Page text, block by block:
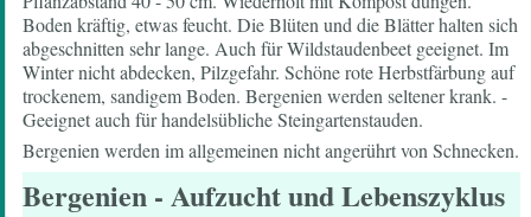
Boden kräftig, etwas feucht. Die Blüten und die Blätter halten sich
abgeschnitten sehr lange. Auch für Wildstaudenbeet geeignet. Im
Winter nicht abdecken, Pilzgefahr. Schöne rote Herbstfärbung auf
trockenem, sandigem Boden. Bergenien werden seltener krank. -
Geeignet auch für handelsübliche Steingartenstauden.
Bergenien werden im allgemeinen nicht angerührt von Schnecken.
Bergenien - Aufzucht und Lebenszyklus